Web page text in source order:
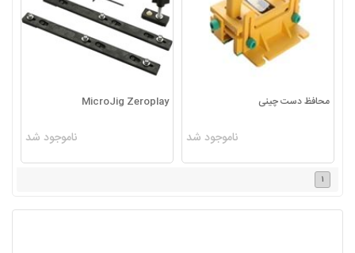
محافظ دست چینی
ناموجود شد
MicroJig Zeroplay
ناموجود شد
1